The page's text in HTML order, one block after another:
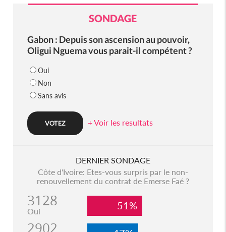
SONDAGE
Gabon : Depuis son ascension au pouvoir,
Oligui Nguema vous parait-il compétent ?
Oui
Non
Sans avis
+ Voir les resultats
DERNIER SONDAGE
Côte d'Ivoire: Etes-vous surpris par le non-
renouvellement du contrat de Emerse Faé ?
3128
Oui 51%
2902